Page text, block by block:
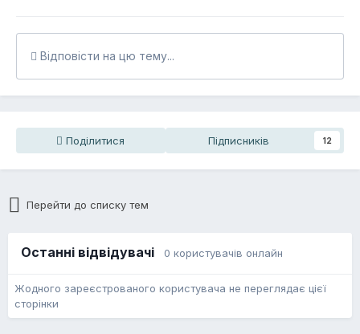
Відповісти на цю тему...
Поділитися Підписників 12
Перейти до списку тем
Останні відвідувачі 0 користувачів онлайн
Жодного зареєстрованого користувача не переглядає цієї
сторінки